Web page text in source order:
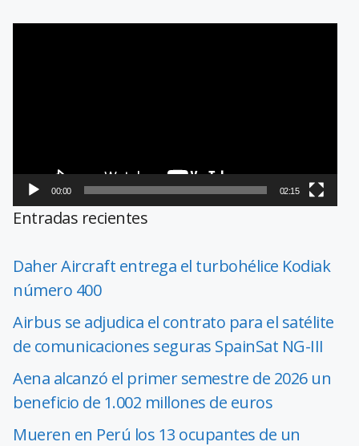
00:00 02:15
Entradas recientes
Daher Aircraft entrega el turbohélice Kodiak
número 400
Airbus se adjudica el contrato para el satélite
de comunicaciones seguras SpainSat NG-III
Aena alcanzó el primer semestre de 2026 un
beneficio de 1.002 millones de euros
Mueren en Perú los 13 ocupantes de un